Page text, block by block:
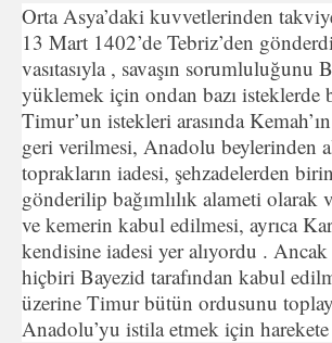
Orta Asya’daki kuvvetlerinden
13 Mart 1402’de Tebriz’den
vasıtasıyla , savaşın sorumluluğunu
yüklemek için ondan bazı isteklerde
Timur’un istekleri arasında
geri verilmesi, Anadolu beylerinden
toprakların iadesi, şehzadelerden
gönderilip bağımlılık alameti olarak
ve kemerin kabul edilmesi, ayrıca
kendisine iadesi yer alıyordu .
hiçbiri Bayezid tarafından kabul
üzerine Timur bütün ordusunu
Anadolu’yu istila etmek için